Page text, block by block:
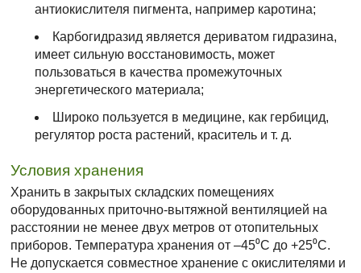
антиокислителя пигмента, например каротина;
Карбогидразид является дериватом гидразина,
имеет сильную восстановимость, может
пользоваться в качества промежуточных
энергетического материала;
Широко пользуется в медицине, как гербицид,
регулятор роста растений, краситель и т. д.
Условия хранения
Хранить в закрытых складских помещениях
оборудованных приточно-вытяжной вентиляцией на
расстоянии не менее двух метров от отопительных
приборов. Температура хранения от –45⁰С до +25⁰С.
Не допускается совместное хранение с окислителями и